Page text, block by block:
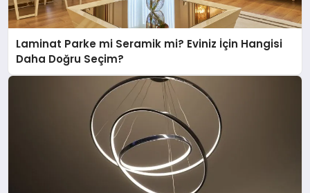
Laminat Parke mi Seramik mi? Eviniz İçin Hangisi
Daha Doğru Seçim?